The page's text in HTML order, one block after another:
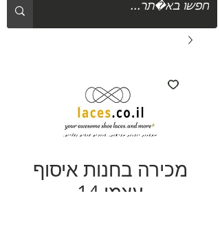
מכירה בחנות איסוף
עצמי 14